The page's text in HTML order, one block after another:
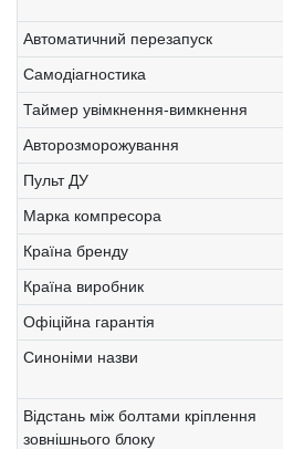
Автоматичний перезапуск
Самодіагностика
Таймер увімкнення-вимкнення
Авторозморожування
Пульт ДУ
Марка компресора
Країна бренду
Країна виробник
Офіційна гарантія
Синоніми назви
Відстань між болтами кріплення
зовнішнього блоку